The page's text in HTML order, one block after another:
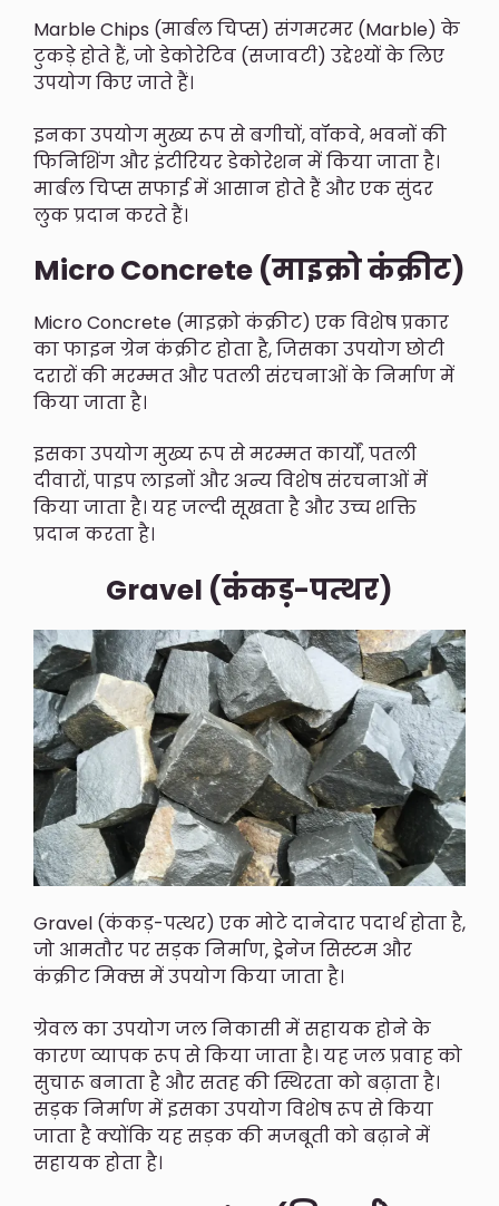
Marble Chips (मार्बल चिप्स) संगमरमर (marble) के
टुकड़े होते हैं, जो डेकोरेटिव (सजावटी) उद्देश्यों के लिए
उपयोग किए जाते हैं।
इनका उपयोग मुख्य रूप से बगीचों, वॉकवे, भवनों की
फिनिशिंग और इंटीरियर डेकोरेशन में किया जाता है।
मार्बल चिप्स सफाई में आसान होते हैं और एक सुंदर
लुक प्रदान करते हैं।
Micro Concrete (माइक्रो कंक्रीट)
Micro Concrete (माइक्रो कंक्रीट) एक विशेष प्रकार
का फाइन ग्रेन कंक्रीट होता है, जिसका उपयोग छोटी
दरारों की मरम्मत और पतली संरचनाओं के निर्माण में
किया जाता है।
इसका उपयोग मुख्य रूप से मरम्मत कार्यों, पतली
दीवारों, पाइप लाइनों और अन्य विशेष संरचनाओं में
किया जाता है। यह जल्दी सूखता है और उच्च शक्ति
प्रदान करता है।
Gravel (कंकड़-पत्थर)
Gravel (कंकड़-पत्थर) एक मोटे दानेदार पदार्थ होता है,
जो आमतौर पर सड़क निर्माण, ड्रेनेज सिस्टम और
कंक्रीट मिक्स में उपयोग किया जाता है।
ग्रेवल का उपयोग जल निकासी में सहायक होने के
कारण व्यापक रूप से किया जाता है। यह जल प्रवाह को
सुचारू बनाता है और सतह की स्थिरता को बढ़ाता है।
सड़क निर्माण में इसका उपयोग विशेष रूप से किया
जाता है क्योंकि यह सड़क की मजबूती को बढ़ाने में
सहायक होता है।